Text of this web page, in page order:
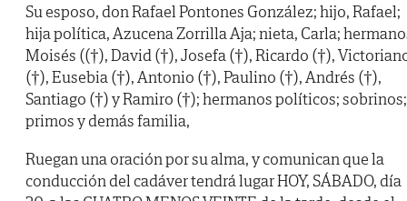
Su esposo, don Rafael Pontones González; hijo, Rafael;
hija política, Azucena Zorrilla Aja; nieta, Carla;
Moisés ((†), David (†), Josefa (†), Ricardo (†),
(†), Eusebia (†), Antonio (†), Paulino (†), Andrés (†),
Santiago (†) y Ramiro (†); hermanos políticos; sobrinos;
primos y demás familia,
Ruegan una oración por su alma, y comunican que la
conducción del cadáver tendrá lugar HOY, SÁBADO, día